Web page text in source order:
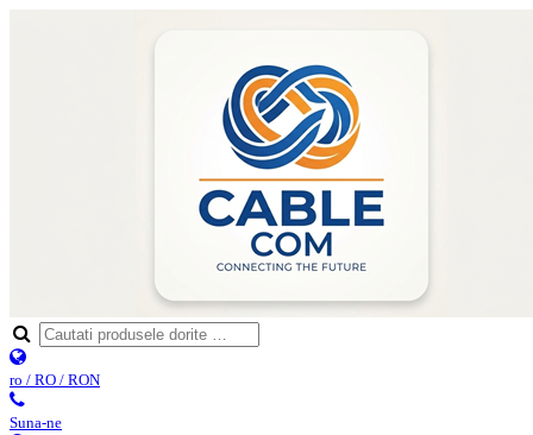
ro / RO / RON
Suna-ne